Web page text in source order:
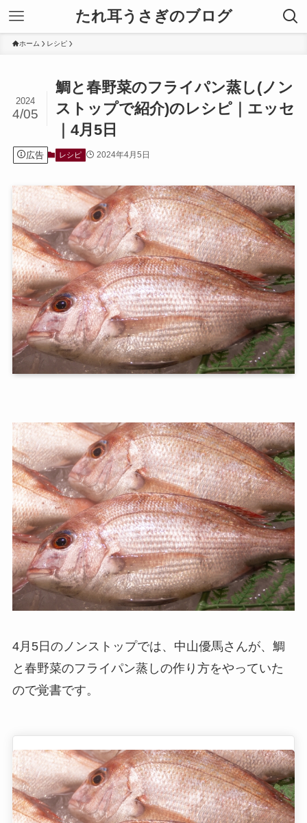
たれ耳うさぎのブログ
ホーム レシピ
鯛と春野菜のフライパン蒸し(ノン
ストップで紹介)のレシピ｜エッセ
｜4月5日
2024
4/05
広告 レシピ 2024年4月5日
4月5日のノンストップでは、中山優馬さんが、鯛
と春野菜のフライパン蒸しの作り方をやっていた
ので覚書です。